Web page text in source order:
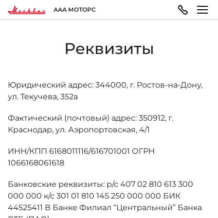
ААА МОТОРС
МОДЕЛЬНЫЙ РЯД
Москвич 3
Городской кроссовер
Москвич 3e
ПОКУПАТЕЛЯМ
ВЫБОР АВТОМОБИЛЯ
Конфигуратор
Автомобили в наличии
Записаться на тест-драйв
ПОКУПКА АВТОМОБИЛЯ
ВЛАДЕЛЬЦАМ
ТЕХОБСЛУЖИВАНИЕ И РЕМОНТ
Запись на сервис
ГАРАНТИЯ И ПОДДЕРЖКА
Гарантия
О КОМПАНИИ
ПРАВОВАЯ ИНФОРМАЦИЯ
Реквизиты
Политика обработки персональных данных
Правила пользования сайтом
Реквизиты
Юридический адрес: 344000, г. Ростов-на-Дону,
ул. Текучева, 352а
Фактический (почтовый) адрес: 350912, г.
Краснодар, ул. Аэропортовская, 4/1
ИНН/КПП 6168011116/616701001 ОГРН
1066168061618
Банковские реквизиты: р/с 407 02 810 613 300
000 000 к/с 301 01 810 145 250 000 000 БИК
44525411 В Банке Филиал “Центральный” Банка